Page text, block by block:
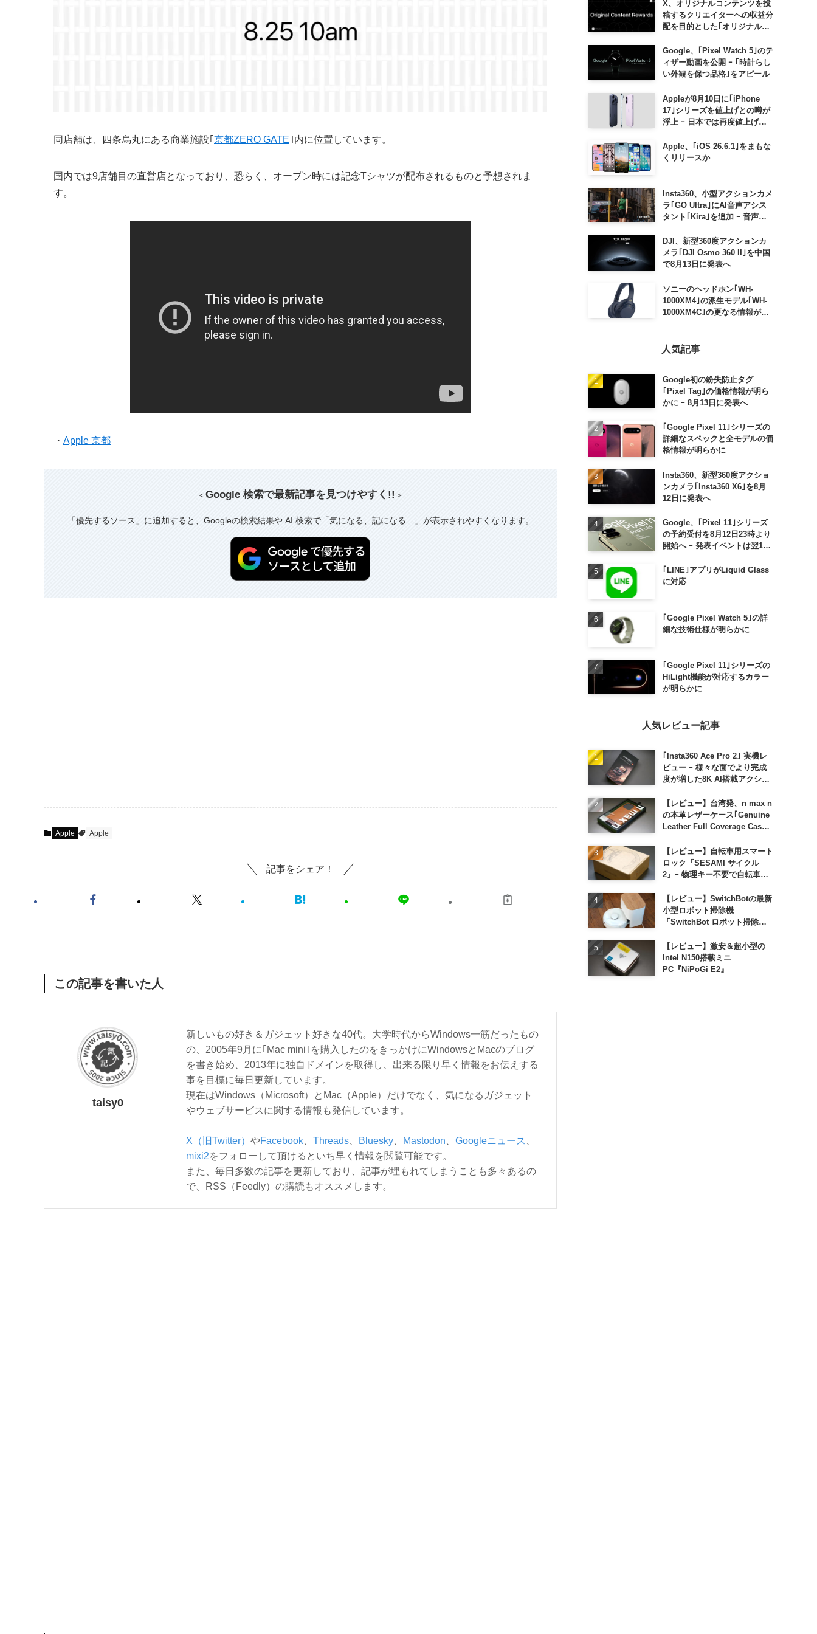
同店舗は、四条烏丸にある商業施設｢ 京都ZERO GATE ｣内に位置しています。
国内では9店舗目の直営店となっており、恐らく、オープン時には記念Tシャツが配布されるものと予想されま
す。
・ Apple 京都
＜Google 検索で最新記事を見つけやすく!! ＞
「優先するソース」に追加すると、Googleの検索結果や AI 検索で「気になる、記になる…」が表示されやすくなります。
Apple Apple
記事をシェア！
この記事を書いた人
taisy0
新しいもの好き＆ガジェット好きな40代。大学時代からWindows一筋だったもの
の、2005年9月に｢Mac mini｣を購入したのをきっかけにWindowsとMacのブログ
を書き始め、2013年に独自ドメインを取得し、出来る限り早く情報をお伝えする
事を目標に毎日更新しています。
現在はWindows（Microsoft）とMac（Apple）だけでなく、気になるガジェット
やウェブサービスに関する情報も発信しています。
X（旧Twitter） やFacebook Threads Bluesky Mastodon Googleニュース
mixi2をフォローして頂けるといち早く情報を閲覧可能です。
また、毎日多数の記事を更新しており、記事が埋もれてしまうことも多々あるの
で、RSS（Feedly）の購読もオススメします。
X、オリジナルコンテンツを投
稿するクリエイターへの収益分
配を目的とした｢オリジナルコ
入へ ｰ 従来の｢収益分配｣は廃
止
Google、｢Pixel Watch 5｣のテ
ィザー動画を公開 ｰ ｢時計らし
い外観を保つ品格｣をアピール
Appleが8月10日に｢iPhone
17｣シリーズを値上げとの噂が
浮上 ｰ 日本では再度値上げの
Apple、｢iOS 26.6.1｣をまもな
くリリースか
Insta360、小型アクションカメ
ラ｢GO Ultra｣にAI音声アシス
タント｢Kira｣を追加 ｰ 音声で
などが利用可能に
DJI、新型360度アクションカ
メラ｢DJI Osmo 360 II｣を中国
で8月13日に発表へ
ソニーのヘッドホン｢WH-
1000XM4｣の派生モデル｢WH-
1000XM4C｣の更なる情報が明
人気記事
Google初の紛失防止タグ
｢Pixel Tag｣の価格情報が明ら
かに ｰ 8月13日に発表へ
｢Google Pixel 11｣シリーズの
詳細なスペックと全モデルの価
格情報が明らかに
Insta360、新型360度アクショ
ンカメラ｢Insta360 X6｣を8月
12日に発表へ
Google、｢Pixel 11｣シリーズ
の予約受付を8月12日23時より
開始へ ｰ 発表イベントは翌13
｢LINE｣アプリがLiquid Glass
に対応
｢Google Pixel Watch 5｣の詳
細な技術仕様が明らかに
｢Google Pixel 11｣シリーズの
HiLight機能が対応するカラー
が明らかに
人気レビュー記事
｢Insta360 Ace Pro 2｣ 実機レ
ビュー ｰ 様々な面でより完成
度が増した8K AI搭載アクショ
【レビュー】台湾発、n max n
の本革レザーケース｢Genuine
Leather Full Coverage Case
【レビュー】自転車用スマート
ロック『SESAMI サイクル
2』ｰ 物理キー不要で自転車の
【レビュー】SwitchBotの最新
小型ロボット掃除機
「SwitchBot ロボット掃除機
【レビュー】激安＆超小型の
Intel N150搭載ミニ
PC『NiPoGi E2』